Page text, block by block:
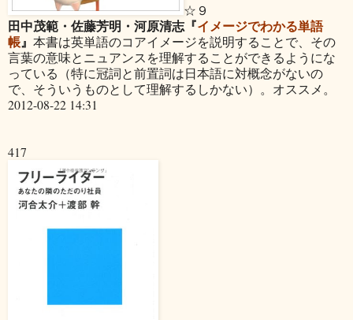
☆９
田中茂範・佐藤芳明・河原清志『イメージでわかる単語
帳』 本書は英単語のコアイメージを説明することで、その
言葉の意味とニュアンスを理解することができるようにな
っている（特に冠詞と前置詞は日本語に対概念がないの
で、そういうものとして理解するしかない）。オススメ。
2012-08-22 14:31
417